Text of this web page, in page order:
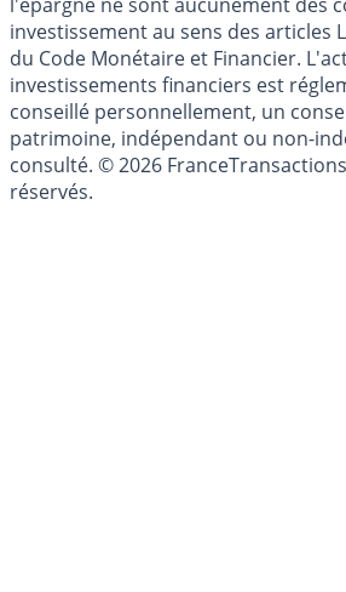
Les articles et commentaires publiés
l'épargne ne sont aucunement des
investissement au sens des articles
du Code Monétaire et Financier.
investissements financiers est
conseillé personnellement, un
patrimoine, indépendant ou non-
consulté. © 2026